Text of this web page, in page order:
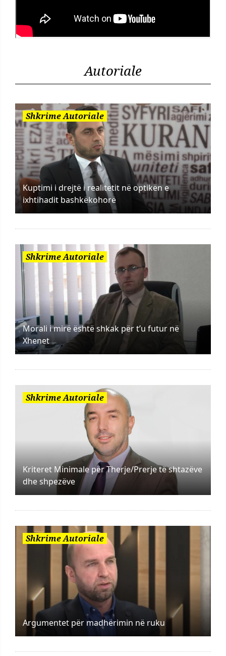
Autoriale
Shkrime Autoriale
Kuptimi i drejtë i realitetit në optikën e
ixhtihadit bashkëkohorë
Shkrime Autoriale
Morali i mirë është shkak për t’u futur në
Xhenet
Shkrime Autoriale
Kriteret Minimale për Therje/Prerje të shtazëve
dhe shpezëve
Shkrime Autoriale
Argumentet për madhërimin në ruku